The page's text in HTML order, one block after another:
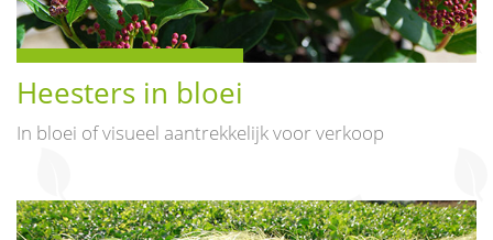
Heesters in bloei
In bloei of visueel aantrekkelijk voor verkoop